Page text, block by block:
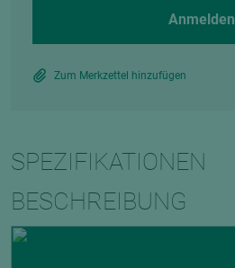
Anmelden
Zum Merkzettel hinzufügen
SPEZIFIKATIONEN
BESCHREIBUNG